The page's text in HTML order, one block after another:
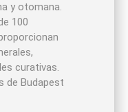
y otomana.
100
curativas.
de Budapest